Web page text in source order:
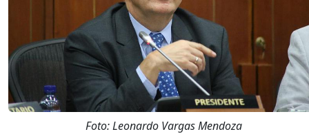
Foto: Leonardo Vargas Mendoza